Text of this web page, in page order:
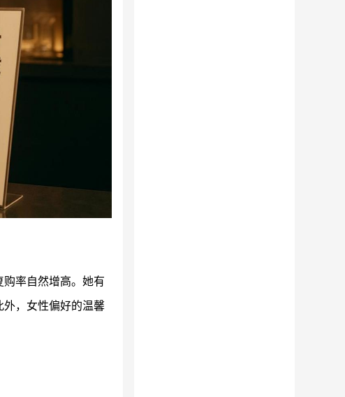
率自然增高。她有
外，女性偏好的温馨